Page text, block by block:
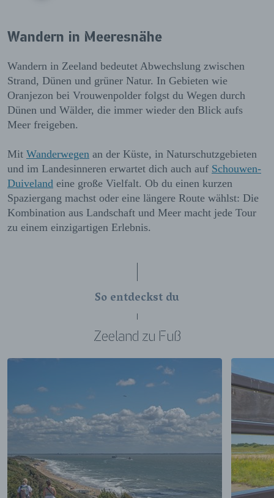
Wandern in Meeresnähe
Wandern in Zeeland bedeutet Abwechslung zwischen
Strand, Dünen und grüner Natur. In Gebieten wie
Oranjezon bei Vrouwenpolder folgst du Wegen durch
Dünen und Wälder, die immer wieder den Blick aufs
Meer freigeben.
Mit Wanderwegen an der Küste, in Naturschutzgebieten
und im Landesinneren erwartet dich auch auf Schouwen-
Duiveland eine große Vielfalt. Ob du einen kurzen
Spaziergang machst oder eine längere Route wählst: Die
Kombination aus Landschaft und Meer macht jede Tour
zu einem einzigartigen Erlebnis.
So entdeckst du
Zeeland zu Fuß